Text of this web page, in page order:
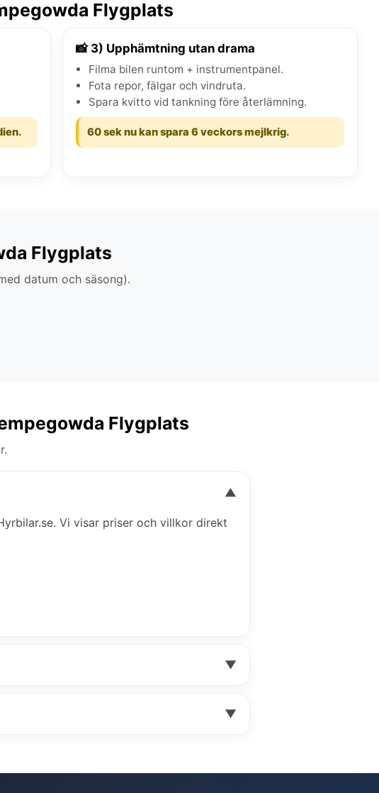
Flygplats
📸 3) Upphämtning utan drama
Filma bilen runtom + instrumentpanel.
Fota repor, fälgar och vindruta.
Spara kvitto vid tankning före återlämning.
60 sek nu kan spara 6 veckors mejlkrig.
Flygplats
datum och säsong).
Flygplats
▼
Vi visar priser och villkor direkt
▼
▼